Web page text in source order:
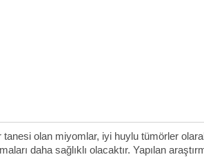
olan miyomlar, iyi huylu tümörler
daha sağlıklı olacaktır. Yapılan